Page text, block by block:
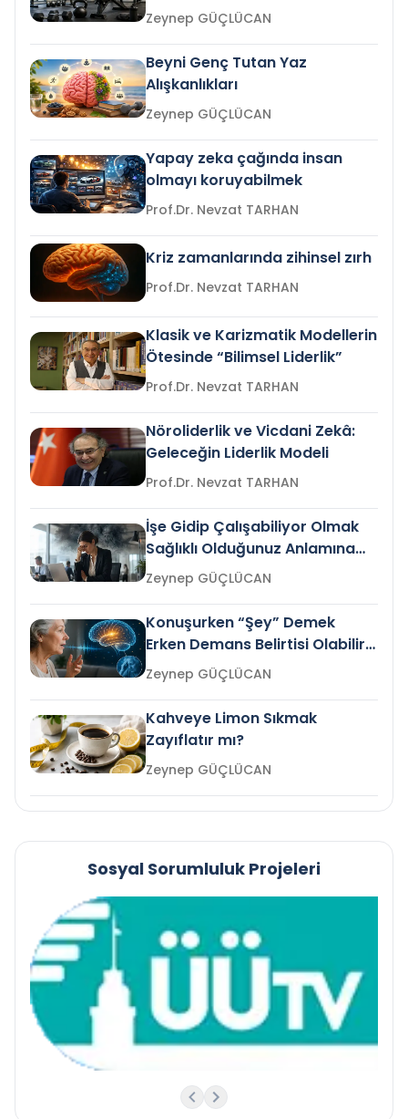
Zeynep GÜÇLÜCAN
Beyni Genç Tutan Yaz
Alışkanlıkları
Zeynep GÜÇLÜCAN
Yapay zeka çağında insan
olmayı koruyabilmek
Prof.Dr. Nevzat TARHAN
Kriz zamanlarında zihinsel zırh
Prof.Dr. Nevzat TARHAN
Klasik ve Karizmatik Modellerin
Ötesinde “Bilimsel Liderlik”
Prof.Dr. Nevzat TARHAN
Nöroliderlik ve Vicdani Zekâ:
Geleceğin Liderlik Modeli
Prof.Dr. Nevzat TARHAN
İşe Gidip Çalışabiliyor Olmak
Sağlıklı Olduğunuz Anlamına
Gelir mi?Zeynep GÜÇLÜCAN
Konuşurken “Şey” Demek
Erken Demans Belirtisi Olabilir
mi?
Zeynep GÜÇLÜCAN
Kahveye Limon Sıkmak
Zayıflatır mı?
Zeynep GÜÇLÜCAN
Sosyal Sorumluluk Projeleri